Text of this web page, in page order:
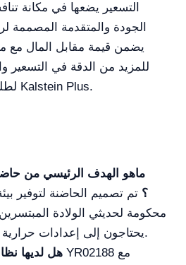
التسعير يضعها في مكانة
الجودة والمتقدمة المصممة
يضمن قيمة مقابل المال مع
للمزيد من الدقة في التسعير
لطلب عرض سعر من خلال Kalstein Plus.
ماهو الهدف الرئيسي من
الولادة YR02188؟ تم تصميم الحاضنة لتوفير
محكومة لحديثي الولادة
يحتاجون إلى إعدادات حرارية ورطوبة متخصصة.
هل لديها